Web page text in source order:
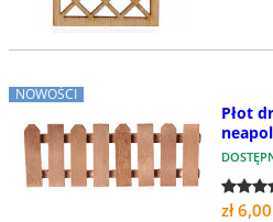
NOWOŚCI
Płot
zł 6,00